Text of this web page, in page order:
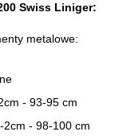
Swiss Liniger:
metalowe:
- 93-95 cm
2cm - 98-100 cm